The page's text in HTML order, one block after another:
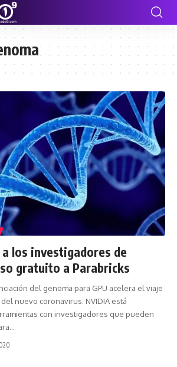
a los investigadores de
gratuito a Parabricks
del genoma para GPU acelera el viaje
nuevo coronavirus. NVIDIA está
con investigadores que pueden